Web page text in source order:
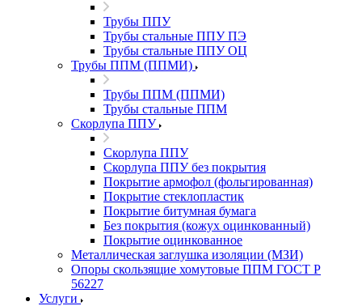
Трубы ППУ
Трубы стальные ППУ ПЭ
Трубы стальные ППУ ОЦ
Трубы ППМ (ППМИ)
Трубы ППМ (ППМИ)
Трубы стальные ППМ
Скорлупа ППУ
Скорлупа ППУ
Скорлупа ППУ без покрытия
Покрытие армофол (фольгированная)
Покрытие стеклопластик
Покрытие битумная бумага
Без покрытия (кожух оцинкованный)
Покрытие оцинкованное
Металлическая заглушка изоляции (МЗИ)
Опоры скользящие хомутовые ППМ ГОСТ Р
56227
Услуги